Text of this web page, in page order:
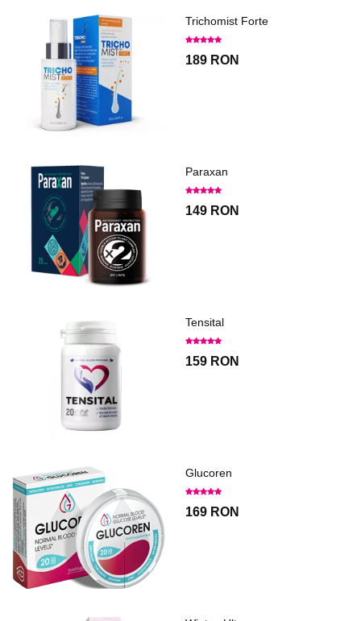
Trichomist Forte
189 RON
Paraxan
149 RON
Tensital
159 RON
Glucoren
169 RON